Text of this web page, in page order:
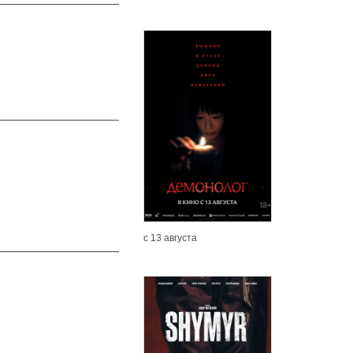
с 13 августа